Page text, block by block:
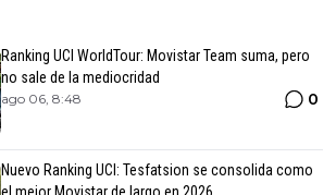
Ranking UCI WorldTour: Movistar Team suma, pero
no sale de la mediocridad
ago 06, 8:48 0
Nuevo Ranking UCI: Tesfatsion se consolida como
el mejor Movistar de largo en 2026